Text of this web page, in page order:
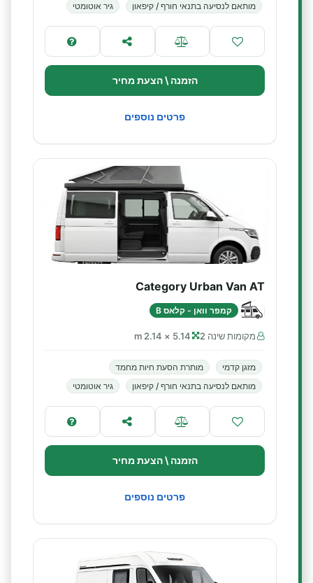
מותאם לנסיעה בתנאי חורף / קיפאון
גיר אוטומטי
הזמנה \ הצעת מחיר
פרטים נוספים
Category Urban Van AT
קמפר וואן - קלאס B
מקומות שינה 2 5.14 × 2.14 m
מזגן קדמי
מותרת הסעת חיות מחמד
מותאם לנסיעה בתנאי חורף / קיפאון
גיר אוטומטי
הזמנה \ הצעת מחיר
פרטים נוספים